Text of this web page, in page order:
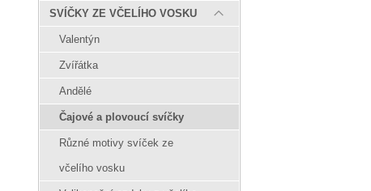
SVÍČKY ZE VČELÍHO VOSKU
Valentýn
Zvířátka
Andělé
Čajové a plovoucí svíčky
Různé motivy svíček ze
včelího vosku